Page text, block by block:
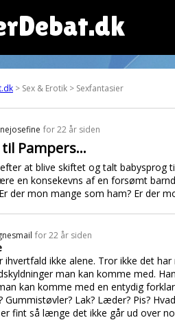
> Sex & Erotik > Sexfantasier
for 22 år siden
Pampers...
at blive skiftet og talt babysprog
en konsekevns af en forsømt
der mon mange som ham? Er der
for 22 år siden
ihvertfald ikke alene. Tror ikke det
man kan komme med.
kan komme med en entydig
Gummistøvler? Lak? Læder? Pis?
fint så længe det ikke går ud over